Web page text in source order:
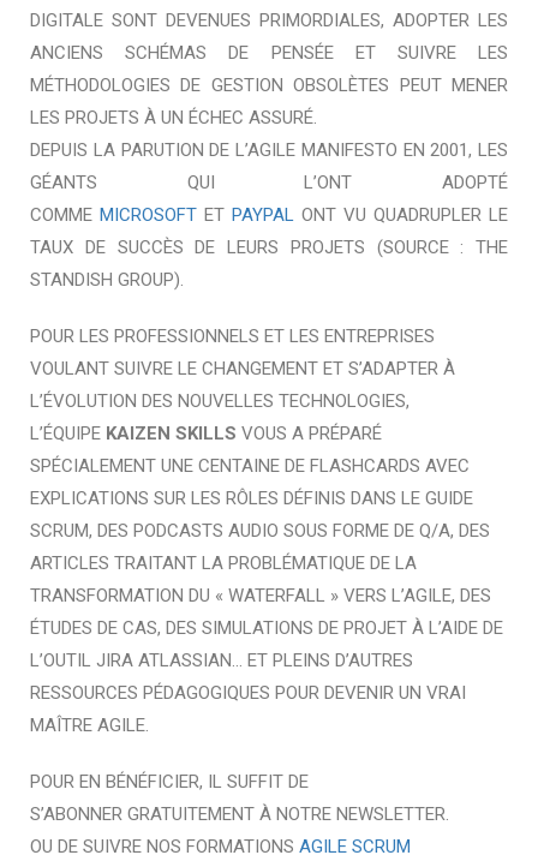
DIGITALE SONT DEVENUES PRIMORDIALES, ADOPTER LES
ANCIENS SCHÉMAS DE PENSÉE ET SUIVRE LES
MÉTHODOLOGIES DE GESTION OBSOLÈTES PEUT MENER
LES PROJETS À UN ÉCHEC ASSURÉ.
DEPUIS LA PARUTION DE L’AGILE MANIFESTO EN 2001, LES
GÉANTS QUI L’ONT ADOPTÉ
COMME MICROSOFT ET PAYPAL ONT VU QUADRUPLER LE
TAUX DE SUCCÈS DE LEURS PROJETS (SOURCE : THE
STANDISH GROUP).
POUR LES PROFESSIONNELS ET LES ENTREPRISES
VOULANT SUIVRE LE CHANGEMENT ET S’ADAPTER À
L’ÉVOLUTION DES NOUVELLES TECHNOLOGIES,
L’ÉQUIPE KAIZEN SKILLS VOUS A PRÉPARÉ
SPÉCIALEMENT UNE CENTAINE DE FLASHCARDS AVEC
EXPLICATIONS SUR LES RÔLES DÉFINIS DANS LE GUIDE
SCRUM, DES PODCASTS AUDIO SOUS FORME DE Q/A, DES
ARTICLES TRAITANT LA PROBLÉMATIQUE DE LA
TRANSFORMATION DU « WATERFALL » VERS L’AGILE, DES
ÉTUDES DE CAS, DES SIMULATIONS DE PROJET À L’AIDE DE
L’OUTIL JIRA ATLASSIAN… ET PLEINS D’AUTRES
RESSOURCES PÉDAGOGIQUES POUR DEVENIR UN VRAI
MAÎTRE AGILE.
POUR EN BÉNÉFICIER, IL SUFFIT DE
S’ABONNER GRATUITEMENT À NOTRE NEWSLETTER.
OU DE SUIVRE NOS FORMATIONS AGILE SCRUM